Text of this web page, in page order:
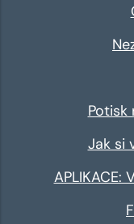
Potisk
Jak si
APLIKACE: